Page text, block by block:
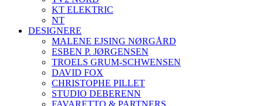
KT ELEKTRIC
NT
DESIGNERE
MALENE EJSING NØRGÅRD
ESBEN P. JØRGENSEN
TROELS GRUM-SCHWENSEN
DAVID FOX
CHRISTOPHE PILLET
STUDIO DEBERENN
FAVARETTO & PARTNERS